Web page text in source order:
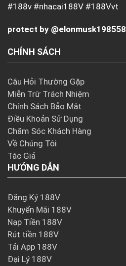
#188v #nhacai188V #188Vvt
protect by @elonmusk198558
CHÍNH SÁCH
Câu Hỏi Thường Gặp
Miễn Trừ Trách Nhiệm
Chính Sách Bảo Mật
Điều Khoản Sử Dụng
Chăm Sóc Khách Hàng
Về Chúng Tôi
Tác Giả
HƯỚNG DẪN
Đăng Ký 188V
Khuyến Mãi 188V
Nạp Tiền 188V
Rút tiền 188V
Tải App 188V
Đại Lý 188V